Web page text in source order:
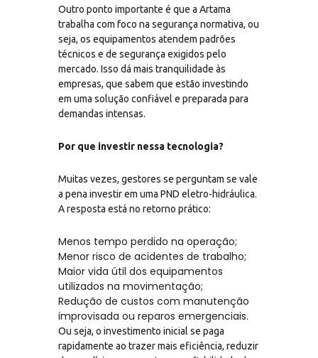
Outro ponto importante é que a Artama
trabalha com foco na segurança normativa, ou
seja, os equipamentos atendem padrões
técnicos e de segurança exigidos pelo
mercado. Isso dá mais tranquilidade às
empresas, que sabem que estão investindo
em uma solução confiável e preparada para
demandas intensas.
Por que investir nessa tecnologia?
Muitas vezes, gestores se perguntam se vale
a pena investir em uma PND eletro-hidráulica.
A resposta está no retorno prático:
Menos tempo perdido na operação;
Menor risco de acidentes de trabalho;
Maior vida útil dos equipamentos
utilizados na movimentação;
Redução de custos com manutenção
improvisada ou reparos emergenciais.
Ou seja, o investimento inicial se paga
rapidamente ao trazer mais eficiência, reduzir